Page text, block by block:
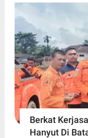
Berkat
Hanyut Di